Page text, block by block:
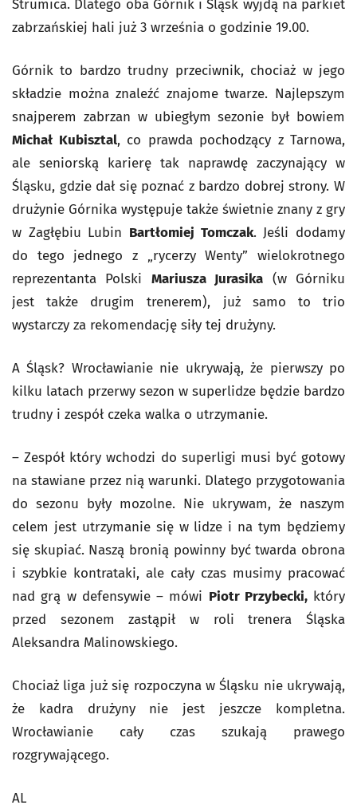
Strumica. Dlatego oba Górnik i Śląsk wyjdą na parkiet
zabrzańskiej hali już 3 września o godzinie 19.00.
Górnik to bardzo trudny przeciwnik, chociaż w jego
składzie można znaleźć znajome twarze. Najlepszym
snajperem zabrzan w ubiegłym sezonie był bowiem
Michał Kubisztal, co prawda pochodzący z Tarnowa,
ale seniorską karierę tak naprawdę zaczynający w
Śląsku, gdzie dał się poznać z bardzo dobrej strony. W
drużynie Górnika występuje także świetnie znany z gry
w Zagłębiu Lubin Bartłomiej Tomczak. Jeśli dodamy
do tego jednego z „rycerzy Wenty” wielokrotnego
reprezentanta Polski Mariusza Jurasika (w Górniku
jest także drugim trenerem), już samo to trio
wystarczy za rekomendację siły tej drużyny.
A Śląsk? Wrocławianie nie ukrywają, że pierwszy po
kilku latach przerwy sezon w superlidze będzie bardzo
trudny i zespół czeka walka o utrzymanie.
– Zespół który wchodzi do superligi musi być gotowy
na stawiane przez nią warunki. Dlatego przygotowania
do sezonu były mozolne. Nie ukrywam, że naszym
celem jest utrzymanie się w lidze i na tym będziemy
się skupiać. Naszą bronią powinny być twarda obrona
i szybkie kontrataki, ale cały czas musimy pracować
nad grą w defensywie – mówi Piotr Przybecki,który
przed sezonem zastąpił w roli trenera Śląska
Aleksandra Malinowskiego.
Chociaż liga już się rozpoczyna w Śląsku nie ukrywają,
że kadra drużyny nie jest jeszcze kompletna.
Wrocławianie cały czas szukają prawego
rozgrywającego.
AL